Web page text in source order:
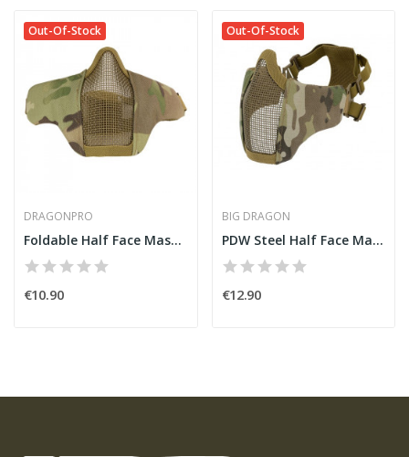
Out-Of-Stock
DRAGONPRO
Foldable Half Face Mask Multicam [DragonPro]
€10.90
Out-Of-Stock
BIG DRAGON
PDW Steel Half Face Mask Multicam
€12.90